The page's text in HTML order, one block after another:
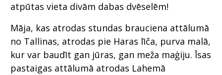
atpūtas vieta divām dabas dvēselēm!
Māja, kas atrodas stundas brauciena attālumā
no Tallinas, atrodas pie Haras līča, purva malā,
kur var baudīt gan jūras, gan meža maģiju. Īsas
pastaigas attālumā atrodas Lahemā